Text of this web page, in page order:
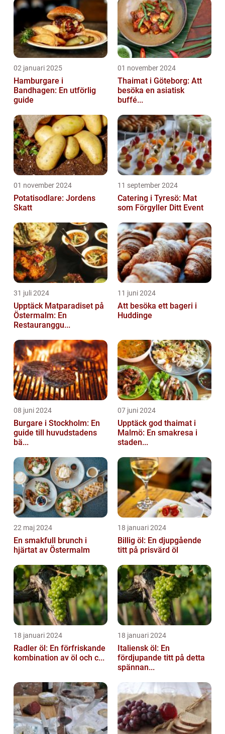
02 januari 2025
Hamburgare i
Bandhagen: En utförlig
guide
01 november 2024
Thaimat i Göteborg: Att
besöka en asiatisk
buffé...
01 november 2024
Potatisodlare: Jordens
Skatt
11 september 2024
Catering i Tyresö: Mat
som Förgyller Ditt Event
31 juli 2024
Upptäck Matparadiset på
Östermalm: En
Restauranggu...
11 juni 2024
Att besöka ett bageri i
Huddinge
08 juni 2024
Burgare i Stockholm: En
guide till huvudstadens
bä...
07 juni 2024
Upptäck god thaimat i
Malmö: En smakresa i
staden...
22 maj 2024
En smakfull brunch i
hjärtat av Östermalm
18 januari 2024
Billig öl: En djupgående
titt på prisvärd öl
18 januari 2024
Radler öl: En förfriskande
kombination av öl och c...
18 januari 2024
Italiensk öl: En
fördjupande titt på detta
spännan...